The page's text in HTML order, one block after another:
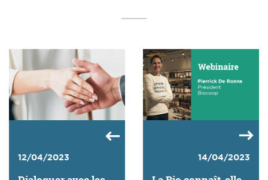
12/04/2023 14/04/2023